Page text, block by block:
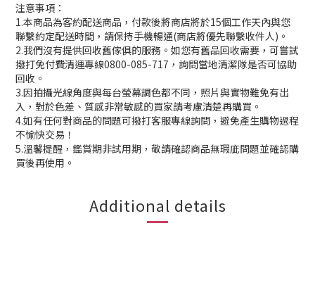
注意事項：
1.本商品為客約配送商品，付款後將商店將於15個工作天內與您
聯繫約定配送時間，請保持手機暢通(商店將優先聯繫收件人)。
2.我們沒有提供回收舊傢俱的服務。如您有舊品回收需要，可嘗試
撥打免付費清運專線0800-085-717，詢問當地清潔隊是否可協助
回收。
3.因拍攝光線角度與每台螢幕調色都不同，照片與實物難免有出
入，對於色差、質感非常敏感的買家請考慮清楚再購買。
4.如有任何對商品的問題可撥打客服專線詢問，避免產生購物過程
不愉快交易！
5.溫馨提醒，鑑賞期非試用期，敬請確認商品無瑕庛問題並確認購
買後再使用。
Additional details